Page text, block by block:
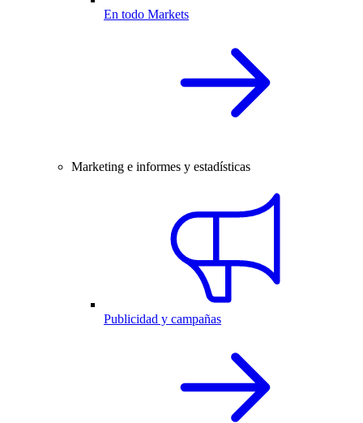
En todo Markets
Marketing e informes y estadísticas
Publicidad y campañas